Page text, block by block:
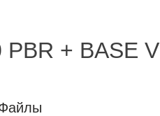
+ BASE V